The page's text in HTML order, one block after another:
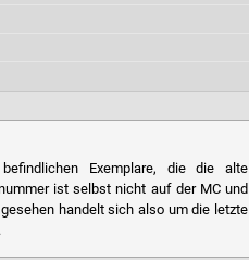
Exemplare, die die alte
ist selbst nicht auf der MC und
handelt sich also um die letzte